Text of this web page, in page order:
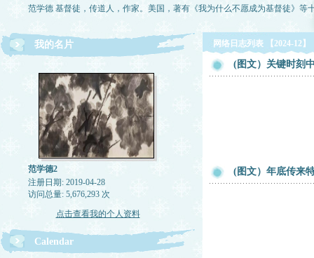
范学德 基督徒，传道人，作家。美国，著有《我为什么不愿成为基督徒》等
我的名片
范学德2
注册日期: 2019-04-28
访问总量: 5,676,293 次
点击查看我的个人资料
Calendar
网络日志列表 【2024-12】
(图文）关键时刻
(图文）年底传来